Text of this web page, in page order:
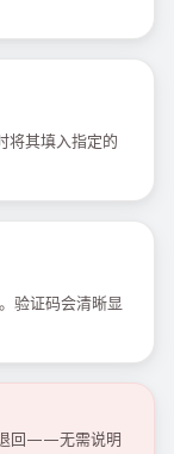
将其填入指定的
验证码会清晰显
退回——无需说明